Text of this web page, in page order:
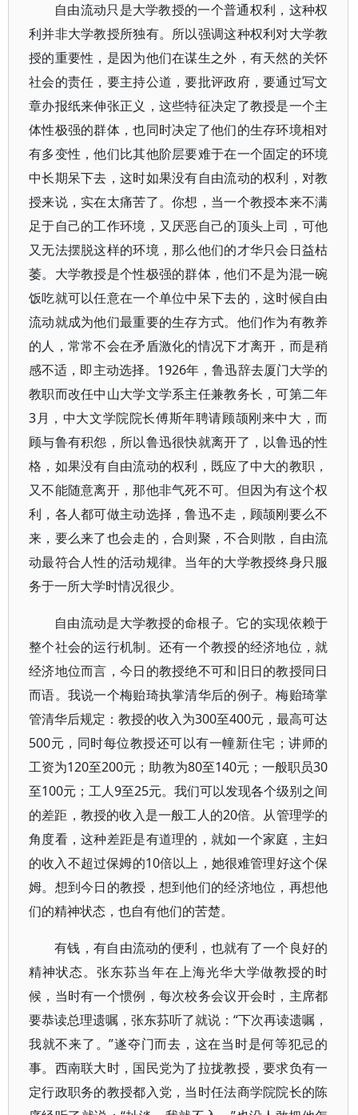
自由流动只是大学教授的一个普通权利，这种权
利并非大学教授所独有。所以强调这种权利对大学教
授的重要性，是因为他们在谋生之外，有天然的关怀
社会的责任，要主持公道，要批评政府，要通过写文
章办报纸来伸张正义，这些特征决定了教授是一个主
体性极强的群体，也同时决定了他们的生存环境相对
有多变性，他们比其他阶层要难于在一个固定的环境
中长期呆下去，这时如果没有自由流动的权利，对教
授来说，实在太痛苦了。你想，当一个教授本来不满
足于自己的工作环境，又厌恶自己的顶头上司，可他
又无法摆脱这样的环境，那么他们的才华只会日益枯
萎。大学教授是个性极强的群体，他们不是为混一碗
饭吃就可以任意在一个单位中呆下去的，这时候自由
流动就成为他们最重要的生存方式。他们作为有教养
的人，常常不会在矛盾激化的情况下才离开，而是稍
感不适，即主动选择。1926年，鲁迅辞去厦门大学的
教职而改任中山大学文学系主任兼教务长，可第二年
3月，中大文学院院长傅斯年聘请顾颉刚来中大，而
顾与鲁有积怨，所以鲁迅很快就离开了，以鲁迅的性
格，如果没有自由流动的权利，既应了中大的教职，
又不能随意离开，那他非气死不可。但因为有这个权
利，各人都可做主动选择，鲁迅不走，顾颉刚要么不
来，要么来了也会走的，合则聚，不合则散，自由流
动最符合人性的活动规律。当年的大学教授终身只服
务于一所大学时情况很少。
自由流动是大学教授的命根子。它的实现依赖于
整个社会的运行机制。还有一个教授的经济地位，就
经济地位而言，今日的教授绝不可和旧日的教授同日
而语。我说一个梅贻琦执掌清华后的例子。梅贻琦掌
管清华后规定：教授的收入为300至400元，最高可达
500元，同时每位教授还可以有一幢新住宅；讲师的
工资为120至200元；助教为80至140元；一般职员30
至100元；工人9至25元。我们可以发现各个级别之间
的差距，教授的收入是一般工人的20倍。从管理学的
角度看，这种差距是有道理的，就如一个家庭，主妇
的收入不超过保姆的10倍以上，她很难管理好这个保
姆。想到今日的教授，想到他们的经济地位，再想他
们的精神状态，也自有他们的苦楚。
有钱，有自由流动的便利，也就有了一个良好的
精神状态。张东荪当年在上海光华大学做教授的时
候，当时有一个惯例，每次校务会议开会时，主席都
要恭读总理遗嘱，张东荪听了就说：“下次再读遗嘱，
我就不来了。”遂夺门而去，这在当时是何等犯忌的
事。西南联大时，国民党为了拉拢教授，要求负有一
定行政职务的教授都入党，当时任法商学院院长的陈